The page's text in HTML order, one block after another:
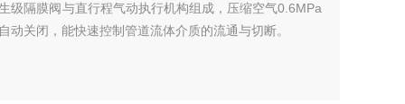
级隔膜阀与直行程气动执行机构组成，压缩空气0.6MPa
关闭，能快速控制管道流体介质的流通与切断。